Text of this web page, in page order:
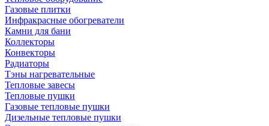
Газовые плитки
Инфракрасные обогреватели
Камни для бани
Коллекторы
Конвекторы
Радиаторы
Тэны нагревательные
Тепловые завесы
Тепловые пушки
Газовые тепловые пушки
Дизельные тепловые пушки